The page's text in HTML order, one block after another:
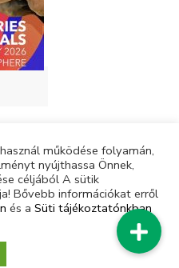
működése folyamán,
nyújthassa Önnek,
céljából A sütik
Bővebb információkat erről
és a Süti tájékoztatónkban